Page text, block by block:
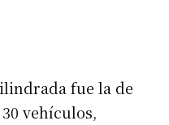
fue la de
vehículos,